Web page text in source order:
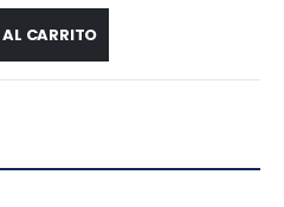
CARRITO